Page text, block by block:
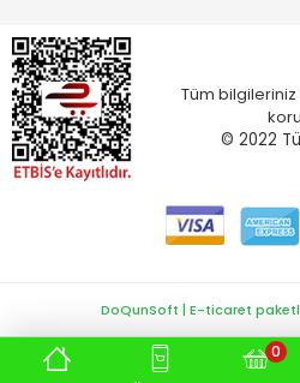
Tüm bilgileriniz
© 2022
0
DoQunSoft | E-ticaret